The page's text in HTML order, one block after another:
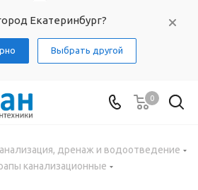
Екатеринбург?
Выбрать другой
0
дренаж и водоотведение
канализационные